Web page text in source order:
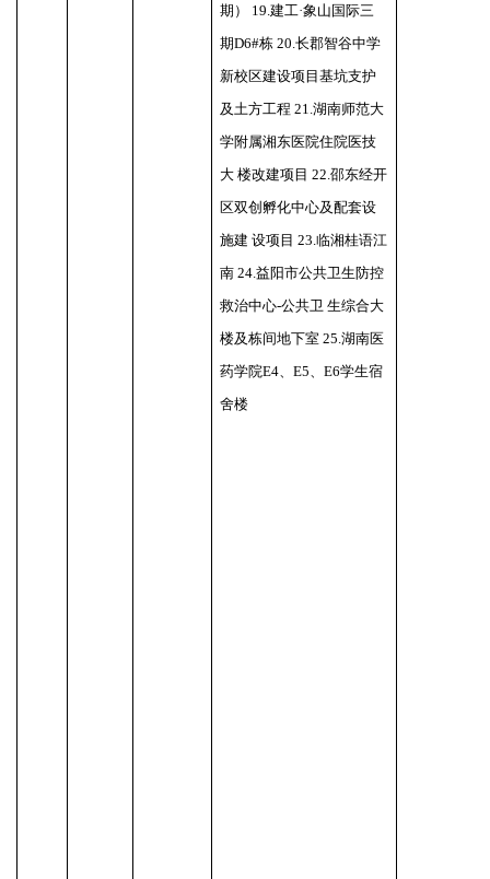
期） 19.建工·象山国际三
期D6#栋 20.长郡智谷中学
新校区建设项目基坑支护
及土方工程 21.湖南师范大
学附属湘东医院住院医技
大 楼改建项目 22.邵东经开
区双创孵化中心及配套设
施建 设项目 23.临湘桂语江
南 24.益阳市公共卫生防控
救治中心-公共卫 生综合大
楼及栋间地下室 25.湖南医
药学院E4、E5、E6学生宿
舍楼